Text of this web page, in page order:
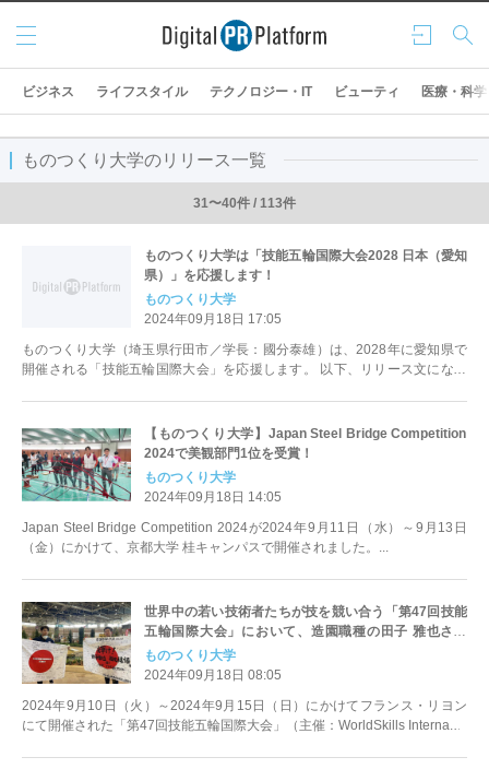
ログ
イン
検索
メニ
ュー
ビジネス ライフスタイル テクノロジー・IT ビューティ 医療・科学
ものつくり大学のリリース一覧
31〜40件 / 113件
ものつくり大学は「技能五輪国際大会2028 日本（愛知
県）」を応援します！
ものつくり大学
2024年09月18日 17:05
ものつくり大学（埼玉県行田市／学長：國分泰雄）は、2028年に愛知県で
開催される「技能五輪国際大会」を応援します。 以下、リリース文になり
【ものつくり大学】Japan Steel Bridge Competition
2024で美観部門1位を受賞！
ものつくり大学
2024年09月18日 14:05
Japan Steel Bridge Competition 2024が2024年9月11日（水）～9月13日
（金）にかけて、京都大学 桂キャンパスで開催されました。...
世界中の若い技術者たちが技を競い合う「第47回技能
五輪国際大会」において、造園職種の田子 雅也さん
（ものつくり大学 技能工芸学部 建設学科4年）が銀
賞を受賞！大学生の銀賞受賞は日本初！
ものつくり大学
2024年09月18日 08:05
2024年9月10日（火）～2024年9月15日（日）にかけてフランス・リヨン
にて開催された「第47回技能五輪国際大会」（主催：WorldSkills Interna...